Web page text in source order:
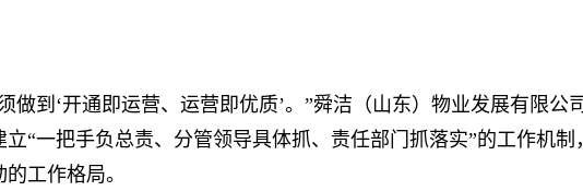
到‘开通即运营、运营即优质’。”舜洁（山东）物业发展有限公
“一把手负总责、分管领导具体抓、责任部门抓落实”的工作机
工作格局。